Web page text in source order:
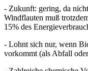
- Zukunft: gering, da
Windflauten muß
15% des
- Lohnt sich nur, wenn
vorkommt (als Abfall